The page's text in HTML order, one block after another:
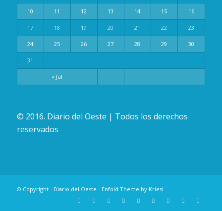
« Jul
10 11 12 13 14 15 16
17 18 19 20 21 22 23
24 25 26 27 28 29 30
31
© 2016. Diario del Oeste | Todos los derechos
reservados
© Copyright - Diario del Oeste - Enfold Theme by Kriesi